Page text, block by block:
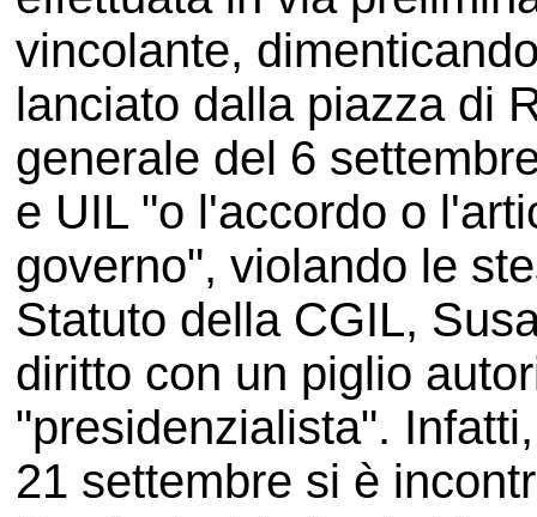
vincolante,
lanciato dalla piazza di
generale del 6
e UIL "o l'accordo o
governo", violando le
Statuto della CGIL,
diritto con un piglio
"presidenzialista".
21 settembre si è